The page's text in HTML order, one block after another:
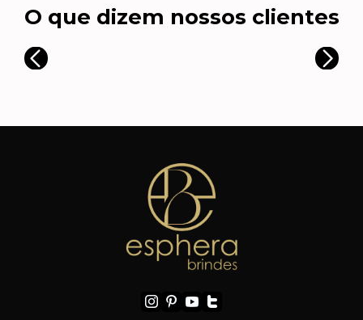
O que dizem nossos clientes